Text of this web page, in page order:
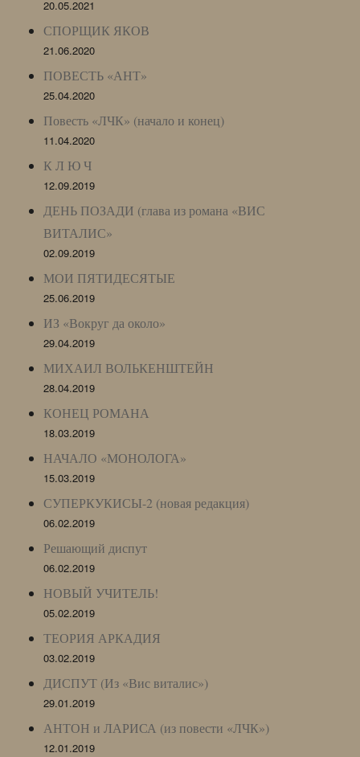
20.05.2021
СПОРЩИК ЯКОВ
21.06.2020
ПОВЕСТЬ «АНТ»
25.04.2020
Повесть «ЛЧК» (начало и конец)
11.04.2020
К Л Ю Ч
12.09.2019
ДЕНЬ ПОЗАДИ (глава из романа «ВИС
ВИТАЛИС»
02.09.2019
МОИ ПЯТИДЕСЯТЫЕ
25.06.2019
ИЗ «Вокруг да около»
29.04.2019
МИХАИЛ ВОЛЬКЕНШТЕЙН
28.04.2019
КОНЕЦ РОМАНА
18.03.2019
НАЧАЛО «МОНОЛОГА»
15.03.2019
СУПЕРКУКИСЫ-2 (новая редакция)
06.02.2019
Решающий диспут
06.02.2019
НОВЫЙ УЧИТЕЛЬ!
05.02.2019
ТЕОРИЯ АРКАДИЯ
03.02.2019
ДИСПУТ (Из «Вис виталис»)
29.01.2019
АНТОН и ЛАРИСА (из повести «ЛЧК»)
12.01.2019